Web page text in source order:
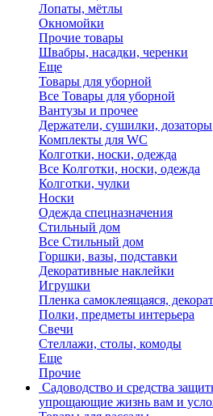
Лопаты, мётлы
Окномойки
Прочие товары
Швабры, насадки, черенки
Еще
Товары для уборной
Все Товары для уборной
Вантузы и прочее
Держатели, сушилки, дозаторы
Комплекты для WC
Колготки, носки, одежда
Все Колготки, носки, одежда
Колготки, чулки
Носки
Одежда спецназначения
Стильный дом
Все Стильный дом
Горшки, вазы, подставки
Декоративные наклейки
Игрушки
Пленка самоклеящаяся,
Полки, предметы интерьера
Свечи
Стеллажи, столы, комоды
Еще
Прочие
Садоводство и средства
упрощающие жизнь вам и